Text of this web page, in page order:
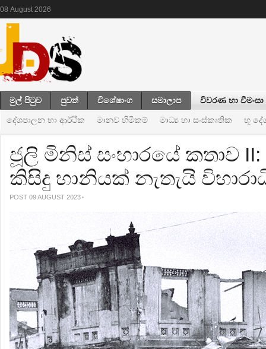
08 August 2026
මුල් පිටුව පුවත් විශේෂාංග සමාලාප විවරණ හා වීමංසා
දේශපාලන හා ආර්ථික මානව හිමිකම් මාධ්‍ය හා සංස්කෘතික භූ
ජූලි මිනිස් සංහාරයේ කතාව
කිසිදු හානියක් නැතැයි
POST 09 AUGUST 2023